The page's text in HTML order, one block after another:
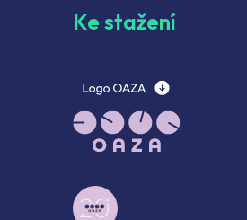
Ke stažení